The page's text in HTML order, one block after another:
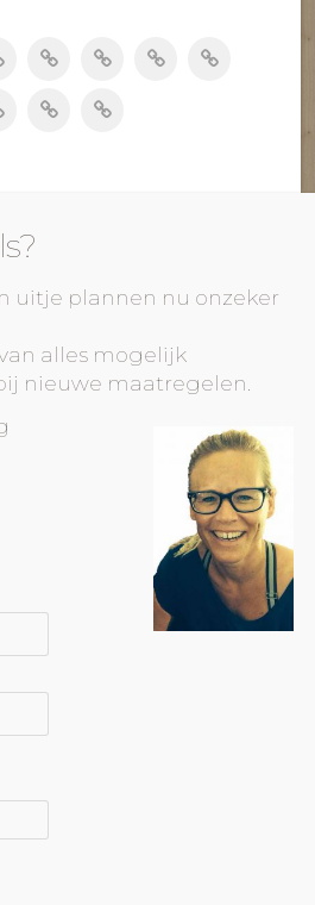
uitje plannen nu onzeker
alles mogelijk
nieuwe maatregelen.